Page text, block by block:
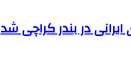
در بندر کراچی شد